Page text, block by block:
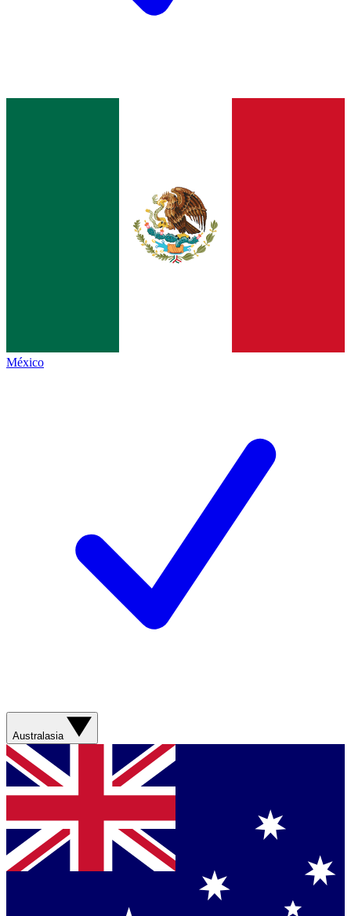
México
Australasia